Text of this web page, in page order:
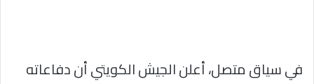
في سياق متصل، أعلن الجيش الكويتي أن دفاعاته